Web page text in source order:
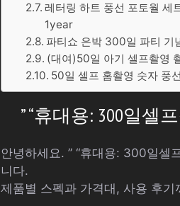
레터링 하트 풍선 포토월
1year
파티쇼 은박 300일 파티 기
(대여)50일 아기 셀프촬영
50일 셀프 홈촬영 숫자 풍
” “휴대용: 300일셀
안녕하세요. ” “휴대용: 300일셀
니다.
제품별 스펙과 가격대, 사용 후